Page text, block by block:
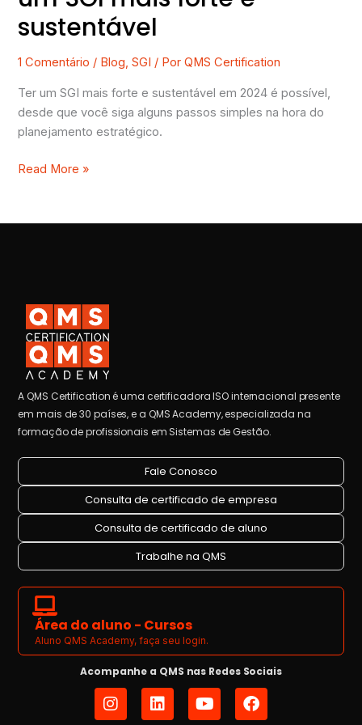
sustentável
1 Comentário / Blog,SGI / PorQMS Certification
Ter um SGI mais forte e sustentável em 2024 é possível,
desde que você siga alguns passos simples na hora do
planejamento estratégico.
Read More »
A QMS Certification é uma certificadora ISO internacional presente
em mais de 30 países, e a QMS Academy, especializada na
formação de profissionais em Sistemas de Gestão.
Fale Conosco
Consulta de certificado de empresa
Consulta de certificado de aluno
Trabalhe na QMS
Área do aluno - Cursos
Aluno QMS Academy, faça seu login.
Acompanhe a QMS nas Redes Sociais
I
n
L
i
Y
o
F
a